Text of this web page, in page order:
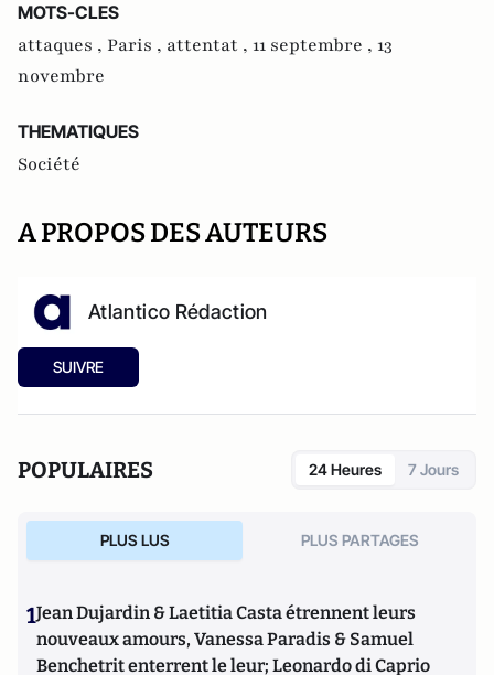
MOTS-CLES
attaques , Paris , attentat , 11 septembre , 13
novembre
THEMATIQUES
Société
A PROPOS DES AUTEURS
Atlantico Rédaction
SUIVRE
POPULAIRES 24 Heures 7 Jours
PLUS LUS PLUS PARTAGES
1Jean Dujardin & Laetitia Casta étrennent leurs
nouveaux amours, Vanessa Paradis & Samuel
Benchetrit enterrent le leur; Leonardo di Caprio